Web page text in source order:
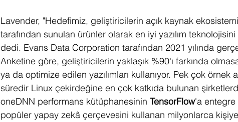
Lavender, "Hedefimiz, geliştiricilerin açık kaynak ekosistemi
tarafından sunulan ürünler olarak en iyi yazılım
dedi. Evans Data Corporation tarafından 2021 yılında
Anketine göre, geliştiricilerin yaklaşık %90'ı farkında
ya da optimize edilen yazılımları kullanıyor. Pek çok örnek
süredir Linux çekirdeğine en çok katkıda bulunan
oneDNN performans kütüphanesinin TensorFlow'a entegre
popüler yapay zekâ çerçevesini kullanan milyonlarca